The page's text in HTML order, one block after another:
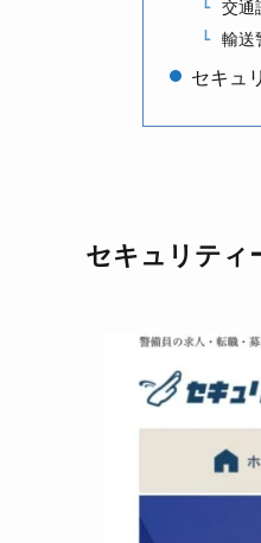
交通
輸送
セキュ
セキュリティ